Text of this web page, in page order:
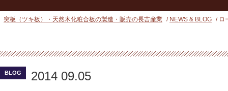
突板（ツキ板）・天然木化粧合板の製造・販売の長吉産業 / NEWS & BLOG / ロ
BLOG 2014 09.05